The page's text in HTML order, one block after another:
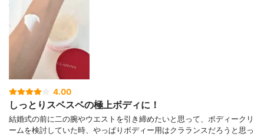
4.00
しっとりスベスベの極上ボディに！
結婚式の前に二の腕やウエストを引き締めたいと思って、ボディークリ
ームを検討していた時、やっぱりボディー用はクラランスだろうと思っ